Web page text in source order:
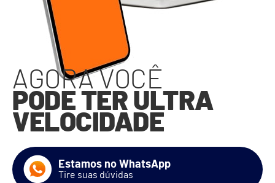
AGORA VOCÊ
PODE TER ULTRA
VELOCIDADE
Estamos no WhatsApp
Tire suas dúvidas